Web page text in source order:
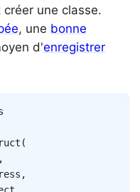
une classe.
, une bonne
d'enregistrer
(
,
,